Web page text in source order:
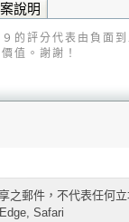
說明
的評分代表由負面
值。謝謝！
之郵件，不代表任何
Safari